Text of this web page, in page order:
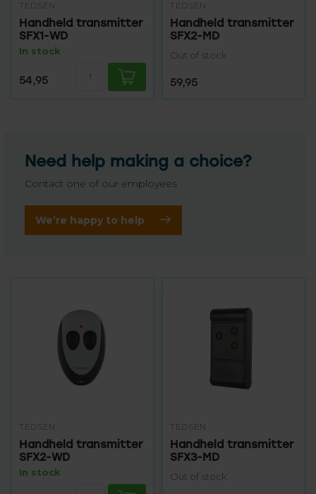
TEDSEN
Handheld transmitter
SFX1-WD
In stock
54,95
TEDSEN
Handheld transmitter
SFX2-MD
Out of stock
59,95
Need help making a choice?
Contact one of our employees
We’re happy to help
TEDSEN
Handheld transmitter
SFX2-WD
In stock
TEDSEN
Handheld transmitter
SFX3-MD
Out of stock